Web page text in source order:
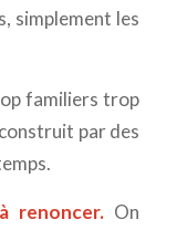
simplement les
familiers trop
par des
renoncer. On